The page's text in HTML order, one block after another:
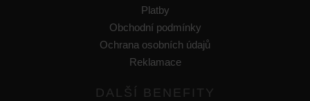
Platby
Obchodní podmínky
Ochrana osobních údajů
Reklamace
DALŠÍ BENEFITY